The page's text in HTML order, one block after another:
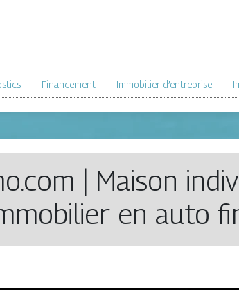
Financement Immobilier d’entreprise
| Maison
en auto